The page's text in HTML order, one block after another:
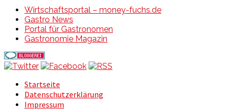
Wirtschaftsportal – money-fuchs.de
Gastro News
Portal für Gastronomen
Gastronomie Magazin
Startseite
Datenschutzerklärung
Impressum